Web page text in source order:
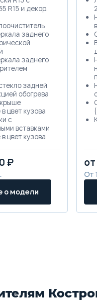
R15 и декор.
заднего
заднего
задней
обогрева
цвет кузова
с
вставками
цвет кузова
устройство
система
система
тормозных
о
₽
о модели
От